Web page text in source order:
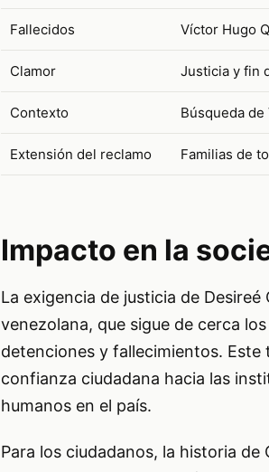
Fallecidos Víctor Hugo
Clamor Justicia y fin
Contexto Búsqueda
Extensión del reclamo Familias de
Impacto en la
La exigencia de justicia de
venezolana, que sigue de cerca
detenciones y fallecimientos.
confianza ciudadana hacia las
humanos en el país.
Para los ciudadanos, la historia